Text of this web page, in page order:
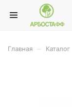
Главная Каталог